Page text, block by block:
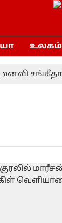
உலகம்
சங்கீதா!